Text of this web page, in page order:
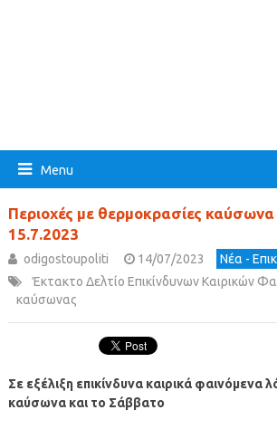
Menu
Περιοχές με θερμοκρασίες
15.7.2023
odigostoupoliti 14/07/2023
Νέα -
Έκτακτο Δελτίο Επικίνδυνων Καιρικών
καύσωνας
Σε εξέλιξη επικίνδυνα καιρικά φαινόμενα
καύσωνα και το Σάββατο